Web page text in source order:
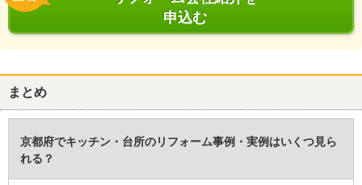
申込む
まとめ
京都府でキッチン・台所のリフォーム事例・実例はいくつ見ら
れる？